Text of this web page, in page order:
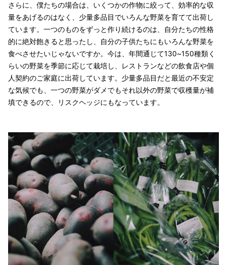
さらに、僕たちの場合は、いくつかの作物に絞って、効率的な収
量をあげるのはなく、少量多品目でいろんな野菜を育てて出荷し
ています。一つのものをずっと作り続けるのは、自分たちの性格
的に絶対飽きると思ったし、自分の子供たちにもいろんな野菜を
食べさせたいじゃないですか。今は、年間通じて130~150種類く
らいの野菜を季節に応じて栽培し、レストランなどの飲食店や個
人契約のご家庭に出荷しています。少量多品目だと最近の不安定
な気候でも、一つの野菜がダメでもそれ以外の野菜で収穫量が補
填できるので、リスクヘッジにもなっています。